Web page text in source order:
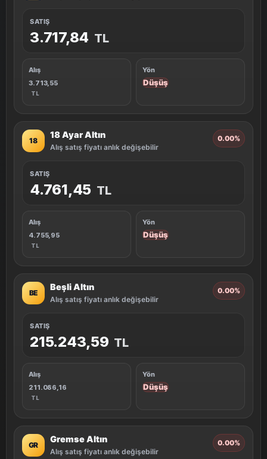
SATIŞ
3.717,84 TL
Alış
3.713,55
TL
Yön
Düşüş
18
18 Ayar Altın
Alış satış fiyatı anlık değişebilir
0.00%
SATIŞ
4.761,45 TL
Alış
4.755,95
TL
Yön
Düşüş
BE
Beşli Altın
Alış satış fiyatı anlık değişebilir
0.00%
SATIŞ
215.243,59 TL
Alış
211.086,16
TL
Yön
Düşüş
GR
Gremse Altın
Alış satış fiyatı anlık değişebilir
0.00%